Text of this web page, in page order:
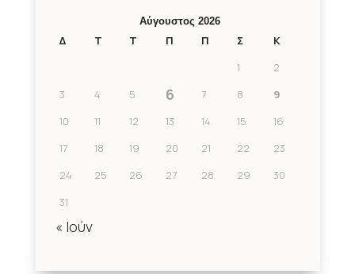
Αύγουστος 2026
Δ Τ Τ Π Π Σ
Κ
1
2
3
4 5 6 7 8
9
10
11 12 13 14 15
16
17
18 19 20 21 22
23
24
25 26 27 28 29
30
31
« Ιούν